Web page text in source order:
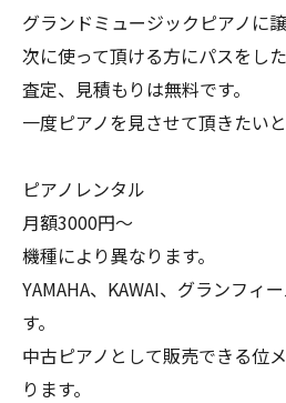
グランドミュージックピアノに
次に使って頂ける方にパスをした
査定、見積もりは無料です。
一度ピアノを見させて頂きたい
ピアノレンタル
月額3000円〜
機種により異なります。
YAMAHA、KAWAI、グランフィ
す。
中古ピアノとして販売できる位
ります。